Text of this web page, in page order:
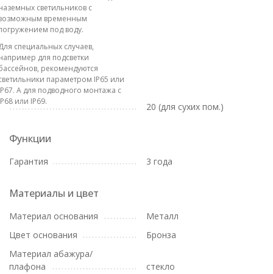
светильников с
временным
под воду.
специальных случаев,
для подсветки
рекомендуются
параметром IP65 или
А для подводного монтажа с
или IP69.
20 (для сухих пом.)
Функции
Гарантия 3 года
Материалы и цвет
Материал основания
Металл
Цвет основания
Бронза
Материал абажура/
плафона
стекло